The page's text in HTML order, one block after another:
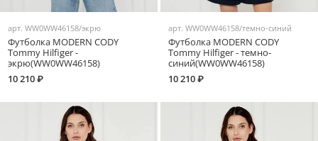
арт.WW0WW46158/экрю
Футболка MODERN CODY
Tommy Hilfiger -
экрю(WW0WW46158)
10 210 ₽
арт. WW0WW46158/темно-синий
Футболка MODERN CODY
Tommy Hilfiger - темно-
синий(WW0WW46158)
10 210 ₽